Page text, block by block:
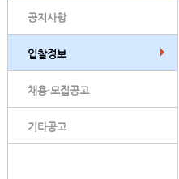
공지사항
입찰정보
채용·모집공고
기타공고